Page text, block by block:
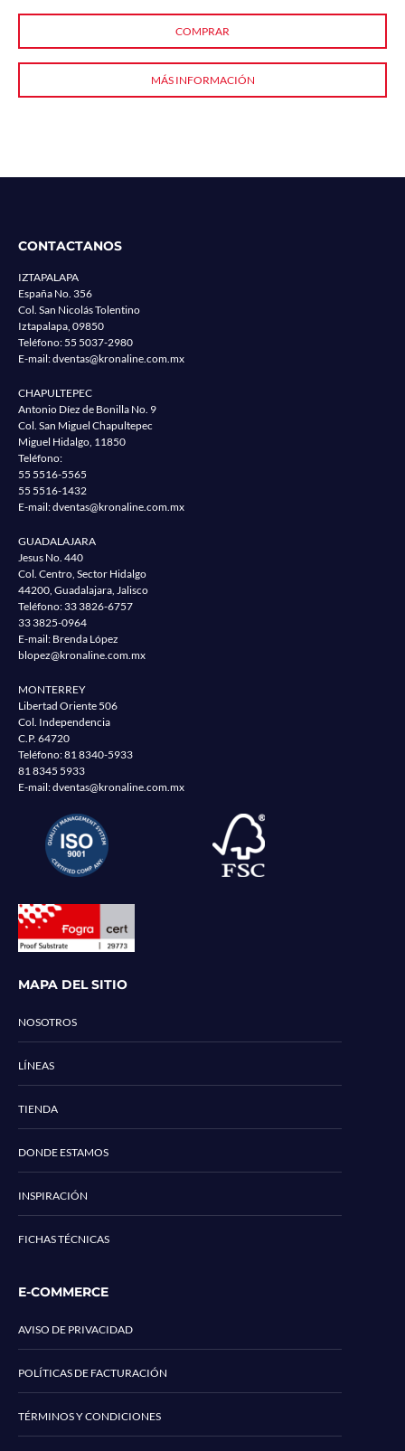
COMPRAR
MÁS INFORMACIÓN
CONTACTANOS
IZTAPALAPA
España No. 356
Col. San Nicolás Tolentino
Iztapalapa, 09850
Teléfono:55 5037-2980
E-mail:dventas@kronaline.com.mx
CHAPULTEPEC
Antonio Díez de Bonilla No. 9
Col. San Miguel Chapultepec
Miguel Hidalgo, 11850
Teléfono:
55 5516-5565
55 5516-1432
E-mail:dventas@kronaline.com.mx
GUADALAJARA
Jesus No. 440
Col. Centro, Sector Hidalgo
44200, Guadalajara, Jalisco
Teléfono: 33 3826-6757
33 3825-0964
E-mail: Brenda López
blopez@kronaline.com.mx
MONTERREY
Libertad Oriente 506
Col. Independencia
C.P. 64720
Teléfono:81 8340-5933
81 8345 5933
E-mail:dventas@kronaline.com.mx
MAPA DEL SITIO
NOSOTROS
LÍNEAS
TIENDA
DONDE ESTAMOS
INSPIRACIÓN
FICHAS TÉCNICAS
E-COMMERCE
AVISO DE PRIVACIDAD
POLÍTICAS DE FACTURACIÓN
TÉRMINOS Y CONDICIONES